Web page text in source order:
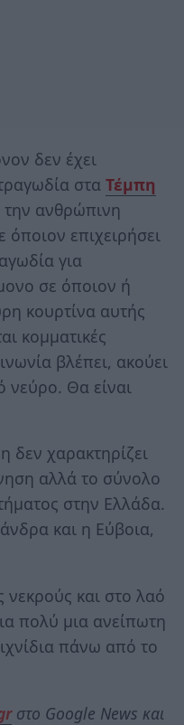
δεν έχει
στα Τέμπη
την ανθρώπινη
επιχειρήσει
για
σε όποιον ή
κουρτίνα αυτής
κομματικές
βλέπει, ακούει
νεύρο. Θα είναι
δεν χαρακτηρίζει
αλλά το σύνολο
στην Ελλάδα.
και η Εύβοια,
και στο λαό
πολύ μια ανείπωτη
πάνω από το
στο Google News και